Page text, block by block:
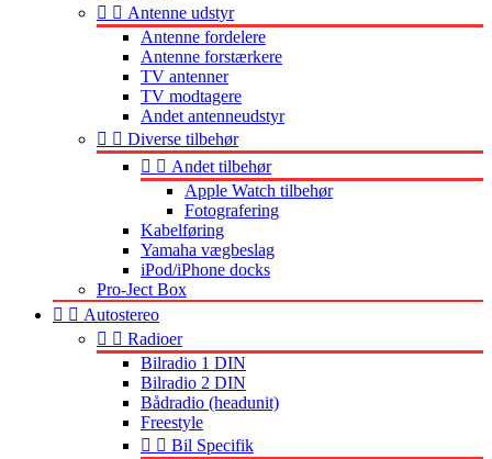
  Antenne udstyr
Antenne fordelere
Antenne forstærkere
TV antenner
TV modtagere
Andet antenneudstyr
  Diverse tilbehør
  Andet tilbehør
Apple Watch tilbehør
Fotografering
Kabelføring
Yamaha vægbeslag
iPod/iPhone docks
Pro-Ject Box
  Autostereo
  Radioer
Bilradio 1 DIN
Bilradio 2 DIN
Bådradio (headunit)
Freestyle
  Bil Specifik